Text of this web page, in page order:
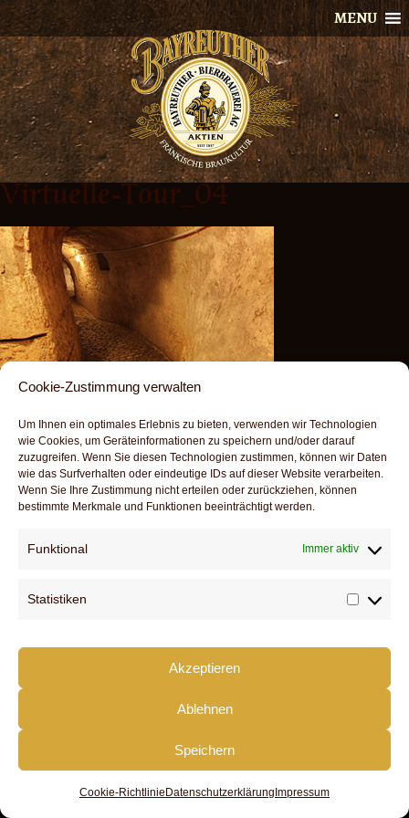
Cookie-Zustimmung verwalten
Um Ihnen ein optimales Erlebnis zu bieten, verwenden wir Technologien
wie Cookies, um Geräteinformationen zu speichern und/oder darauf
zuzugreifen. Wenn Sie diesen Technologien zustimmen, können wir Daten
wie das Surfverhalten oder eindeutige IDs auf dieser Website verarbeiten.
Wenn Sie Ihre Zustimmung nicht erteilen oder zurückziehen, können
bestimmte Merkmale und Funktionen beeinträchtigt werden.
Funktional Immer aktiv
Statistiken
Akzeptieren
Ablehnen
Speichern
Cookie-Richtlinie Datenschutzerklärung Impressum
Skip
to
content
MENU
Virtuelle-Tour_04
Schreibe einen Kommentar
Du musst angemeldetsein, um einen Kommentar
KONTAKT
DATENSCHUTZ